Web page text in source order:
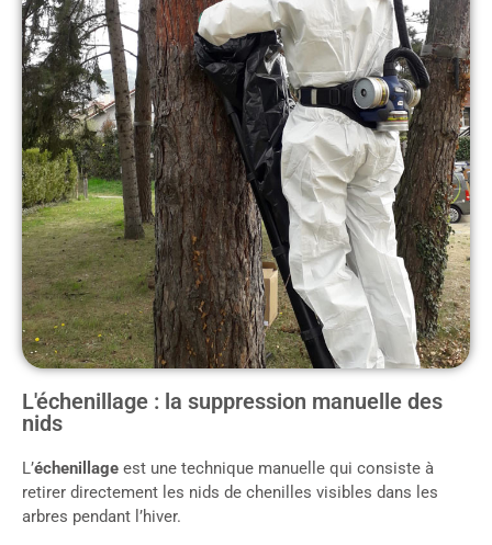
L'échenillage : la suppression manuelle des
nids
L’échenillage est une technique manuelle qui consiste à
retirer directement les nids de chenilles visibles dans les
arbres pendant l’hiver.